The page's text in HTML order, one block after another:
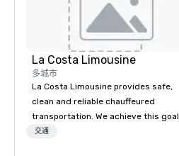
La Costa Limousine
多城市
La Costa Limousine provides safe,
clean and reliable chauffeured
transportation. We achieve this goal
with highly trained chauffeurs, the
交通